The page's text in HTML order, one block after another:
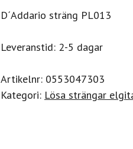
D´Addario sträng PL013
Leveranstid: 2-5 dagar
Artikelnr: 0553047303
Kategori: Lösa strängar